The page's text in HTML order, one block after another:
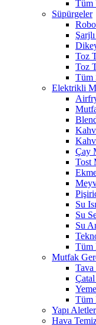
Tüm
Süpürgeler
Toz
Toz
Tüm
Elektrikli
Çay
Tost
Su
Su
Su
Tüm
Mutfak
Tüm
Yapı
Hava